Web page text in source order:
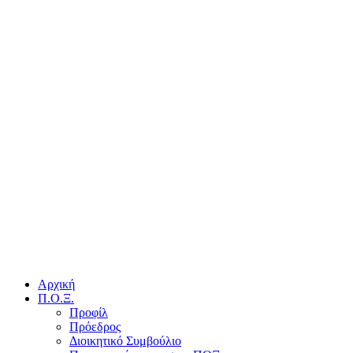
Αρχική
Π.Ο.Ξ.
Προφίλ
Πρόεδρος
Διοικητικό Συμβούλιο